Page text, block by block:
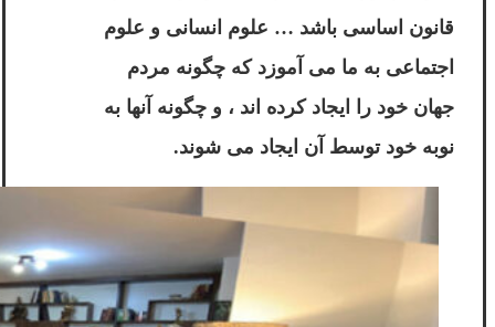
قانون اساسی باشد … علوم انسانی و علوم
اجتماعی به ما می آموزد که چگونه مردم
جهان خود را ایجاد کرده اند ، و چگونه آنها به
نوبه خود توسط آن ایجاد می شوند.